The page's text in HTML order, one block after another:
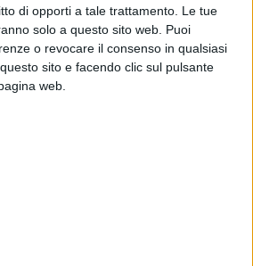
di opporti a tale trattamento. Le tue
solo a questo sito web. Puoi
o revocare il consenso in qualsiasi
sito e facendo clic sul pulsante
web.
i dispositivi dotati di tecnologia
essere utilizzati, rendendo
veloce e pratica.
qui. A breve, presso gli uffici della